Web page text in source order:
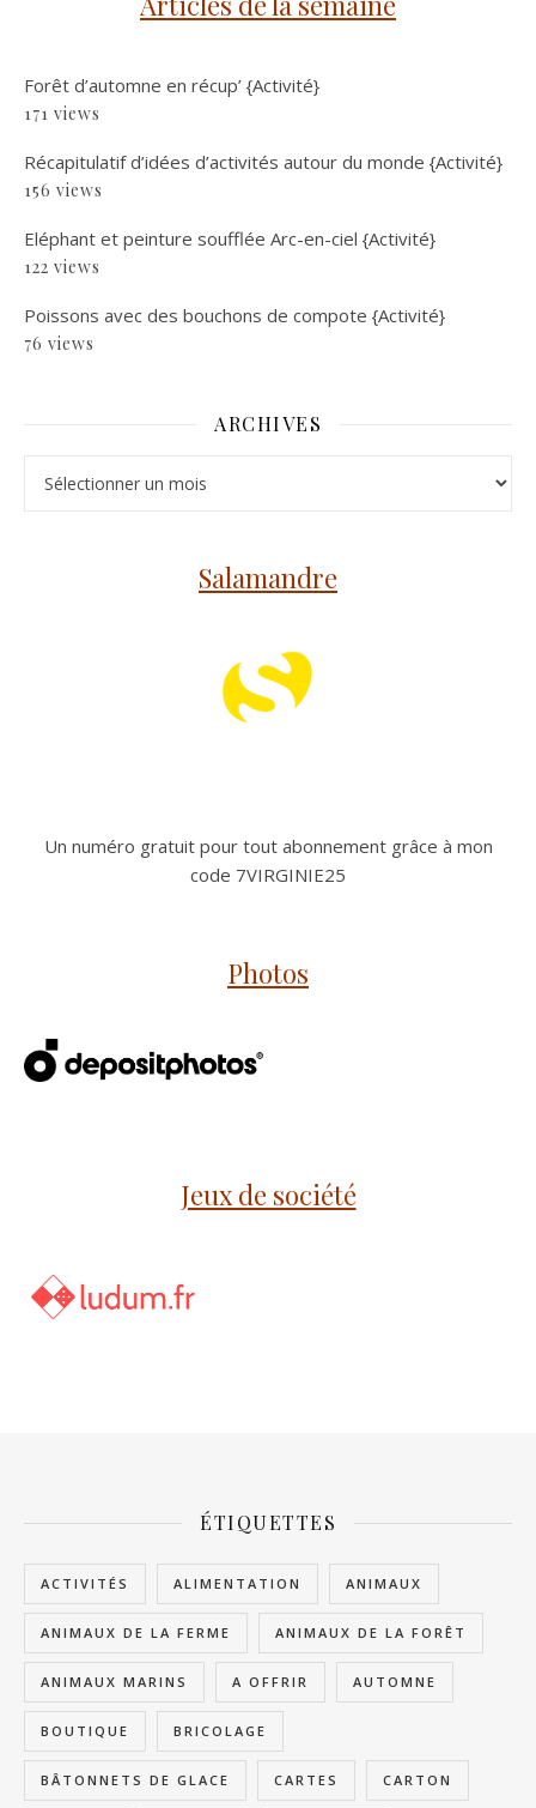
Forêt d’automne en récup’ {Activité}
171 views
Récapitulatif d’idées d’activités autour du monde {Activité}
156 views
Eléphant et peinture soufflée Arc-en-ciel {Activité}
122 views
Poissons avec des bouchons de compote {Activité}
76 views
ARCHIVES
Salamandre
Un numéro gratuit pour tout abonnement grâce à mon
code 7VIRGINIE25
Photos
Jeux de société
ÉTIQUETTES
ACTIVITÉS ALIMENTATION ANIMAUX
ANIMAUX DE LA FERME ANIMAUX DE LA FORÊT
ANIMAUX MARINS A OFFRIR AUTOMNE
BOUTIQUE BRICOLAGE
BÂTONNETS DE GLACE CARTES CARTON